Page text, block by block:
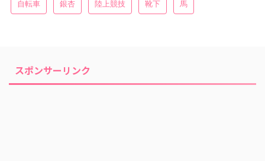
自転車 銀杏 陸上競技 靴下 馬
スポンサーリンク